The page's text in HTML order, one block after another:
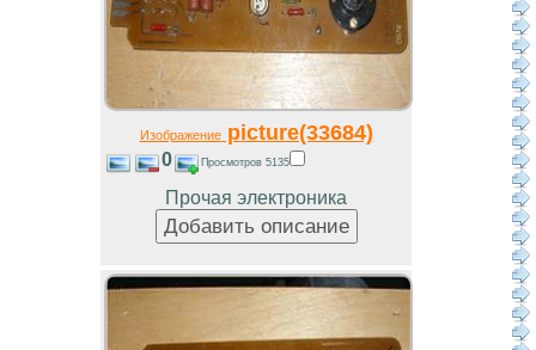
Изображениеpicture(33684)
0 Просмотров 5135
Прочая электроника